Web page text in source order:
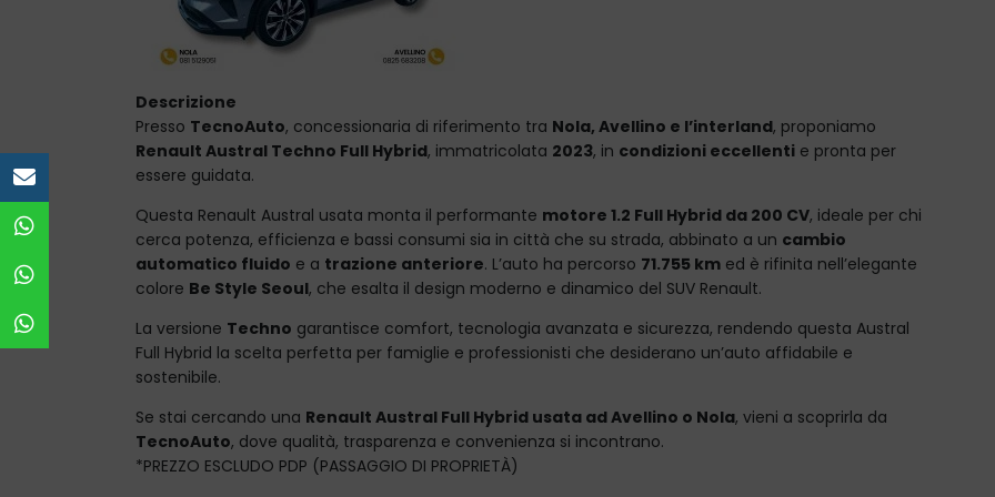
Descrizione
Presso TecnoAuto, concessionaria di riferimento tra Nola, Avellino e l’interland, proponiamo
Renault Austral Techno Full Hybrid, immatricolata 2023, in condizioni eccellenti e pronta per
essere guidata.
Questa Renault Austral usata monta il performante motore 1.2 Full Hybrid da 200 CV, ideale per chi
cerca potenza, efficienza e bassi consumi sia in città che su strada, abbinato a un cambio
automatico fluido e a trazione anteriore. L’auto ha percorso 71.755 km ed è rifinita nell’elegante
colore Be Style Seoul, che esalta il design moderno e dinamico del SUV Renault.
La versione Techno garantisce comfort, tecnologia avanzata e sicurezza, rendendo questa Austral
Full Hybrid la scelta perfetta per famiglie e professionisti che desiderano un’auto affidabile e
sostenibile.
Se stai cercando una Renault Austral Full Hybrid usata ad Avellino o Nola, vieni a scoprirla da
TecnoAuto, dove qualità, trasparenza e convenienza si incontrano.
*PREZZO ESCLUDO PDP (PASSAGGIO DI PROPRIETÀ)
WhatsApp vendita
Officina Nola
Officina Avellino